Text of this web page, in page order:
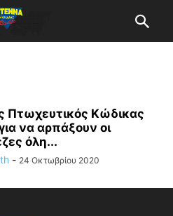
Πτωχευτικός Κώδικας
να αρπάξουν οι
όλη...
- 24 Οκτωβρίου 2020